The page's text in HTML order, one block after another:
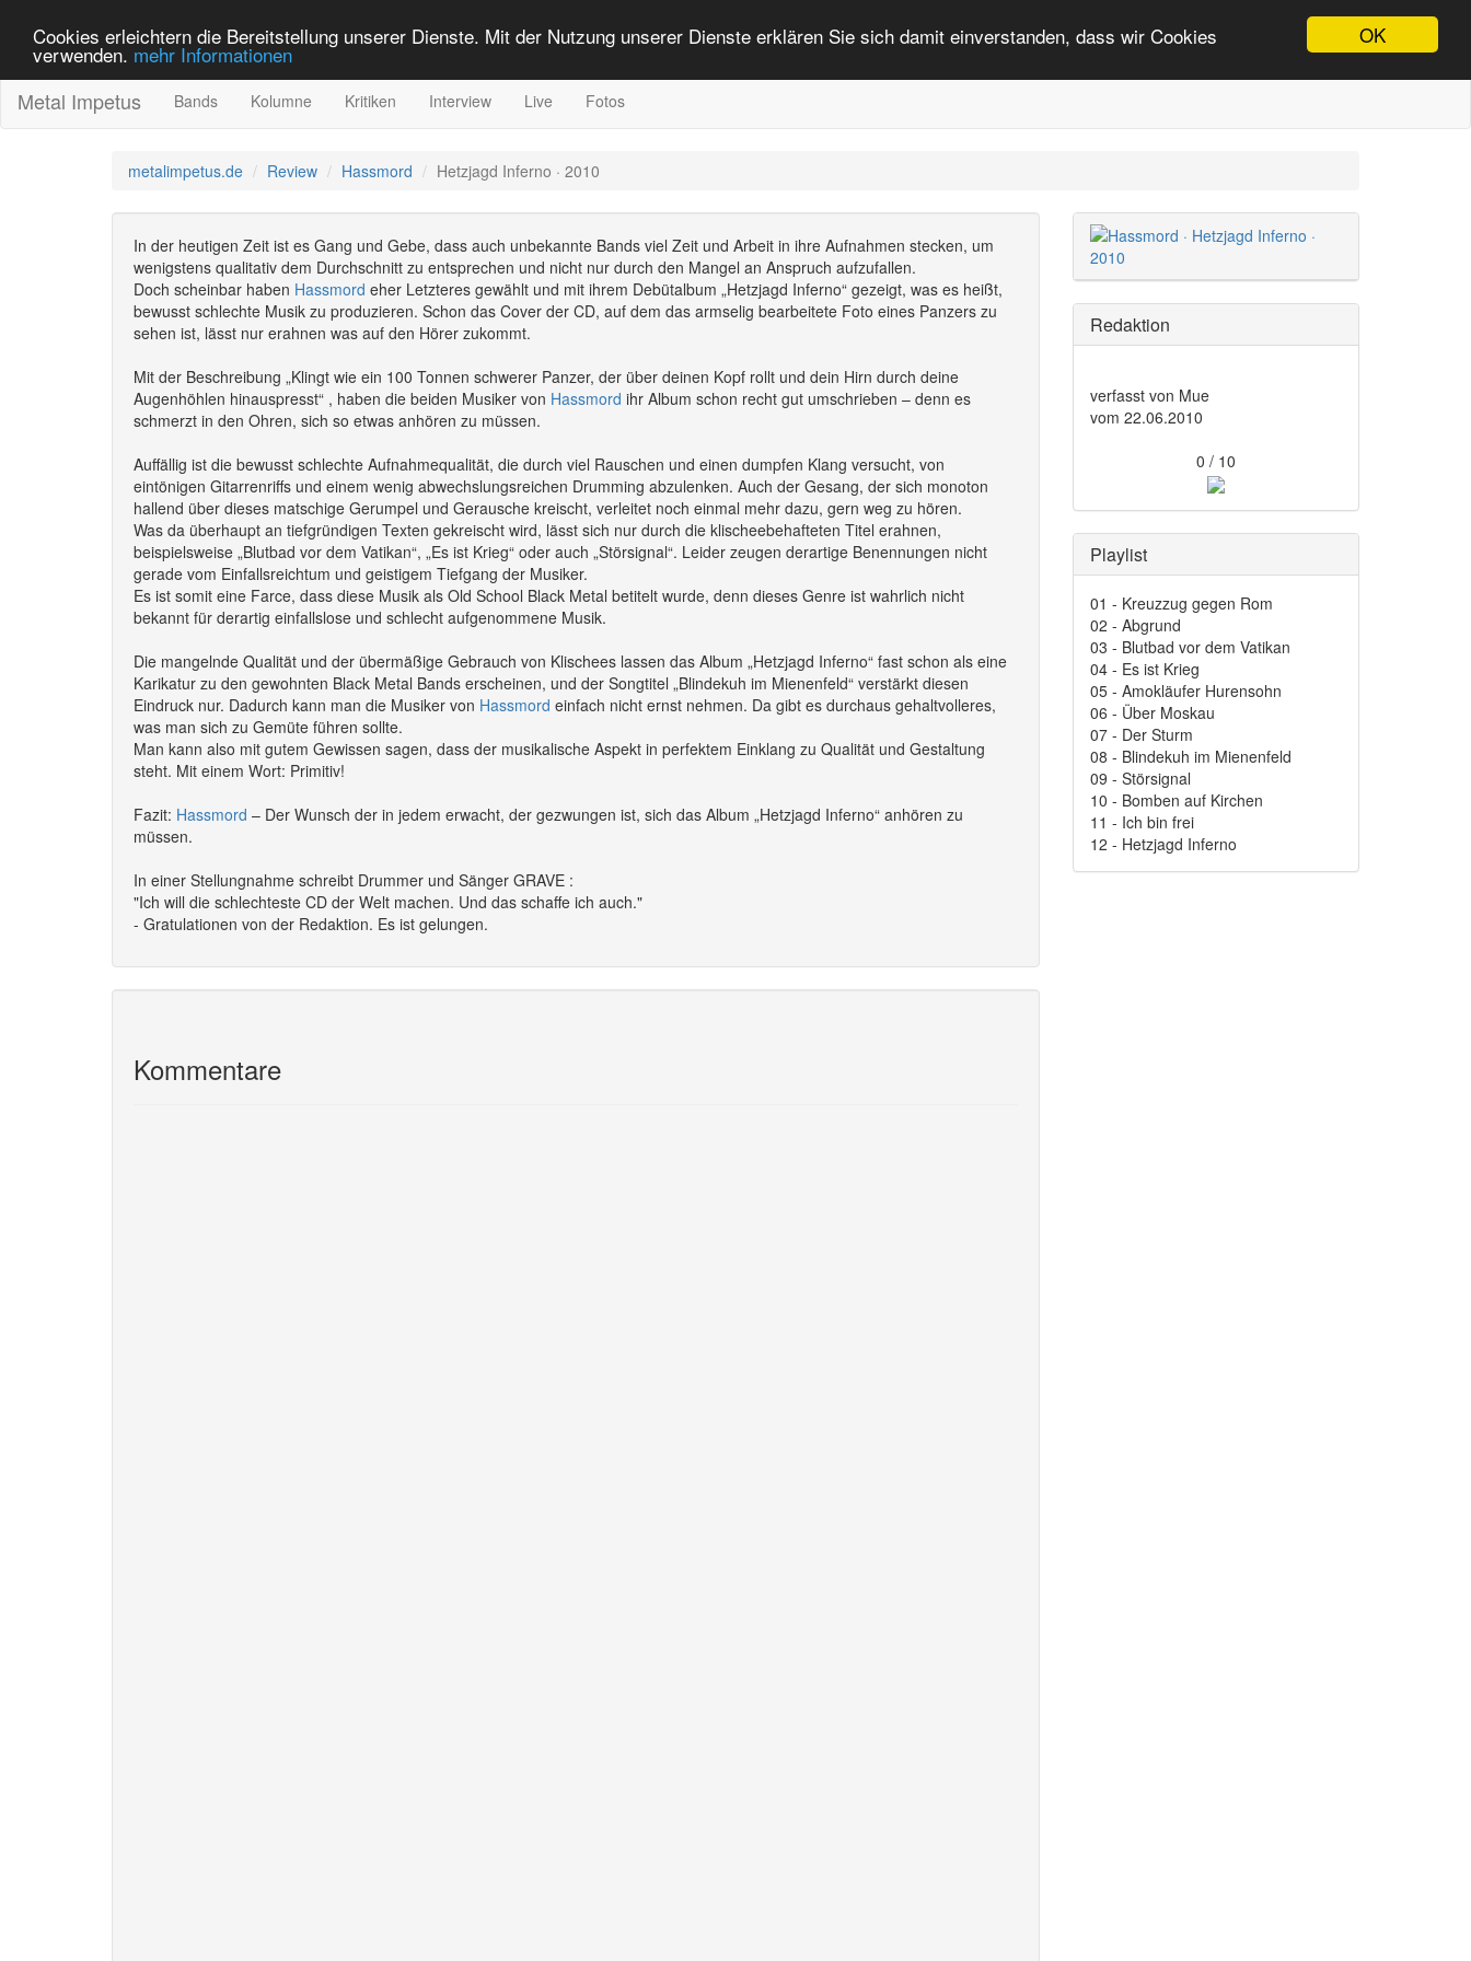
OK
Cookies erleichtern die Bereitstellung unserer Dienste. Mit der Nutzung unserer Dienste erklären Sie sich damit einverstanden, dass wir Cookies
verwenden. mehr Informationen
Metal Impetus Bands Kolumne Kritiken Interview Live Fotos
metalimpetus.de Review Hassmord Hetzjagd Inferno · 2010
In der heutigen Zeit ist es Gang und Gebe, dass auch unbekannte Bands viel Zeit und Arbeit in ihre Aufnahmen stecken, um
wenigstens qualitativ dem Durchschnitt zu entsprechen und nicht nur durch den Mangel an Anspruch aufzufallen.
Doch scheinbar haben Hassmord eher Letzteres gewählt und mit ihrem Debütalbum „Hetzjagd Inferno“ gezeigt, was es heißt,
bewusst schlechte Musik zu produzieren. Schon das Cover der CD, auf dem das armselig bearbeitete Foto eines Panzers zu
sehen ist, lässt nur erahnen was auf den Hörer zukommt.
Mit der Beschreibung „Klingt wie ein 100 Tonnen schwerer Panzer, der über deinen Kopf rollt und dein Hirn durch deine
Augenhöhlen hinauspresst“ , haben die beiden Musiker von Hassmord ihr Album schon recht gut umschrieben – denn es
schmerzt in den Ohren, sich so etwas anhören zu müssen.
Auffällig ist die bewusst schlechte Aufnahmequalität, die durch viel Rauschen und einen dumpfen Klang versucht, von
eintönigen Gitarrenriffs und einem wenig abwechslungsreichen Drumming abzulenken. Auch der Gesang, der sich monoton
hallend über dieses matschige Gerumpel und Gerausche kreischt, verleitet noch einmal mehr dazu, gern weg zu hören.
Was da überhaupt an tiefgründigen Texten gekreischt wird, lässt sich nur durch die klischeebehafteten Titel erahnen,
beispielsweise „Blutbad vor dem Vatikan“, „Es ist Krieg“ oder auch „Störsignal“. Leider zeugen derartige Benennungen nicht
gerade vom Einfallsreichtum und geistigem Tiefgang der Musiker.
Es ist somit eine Farce, dass diese Musik als Old School Black Metal betitelt wurde, denn dieses Genre ist wahrlich nicht
bekannt für derartig einfallslose und schlecht aufgenommene Musik.
Die mangelnde Qualität und der übermäßige Gebrauch von Klischees lassen das Album „Hetzjagd Inferno“ fast schon als eine
Karikatur zu den gewohnten Black Metal Bands erscheinen, und der Songtitel „Blindekuh im Mienenfeld“ verstärkt diesen
Eindruck nur. Dadurch kann man die Musiker von Hassmord einfach nicht ernst nehmen. Da gibt es durchaus gehaltvolleres,
was man sich zu Gemüte führen sollte.
Man kann also mit gutem Gewissen sagen, dass der musikalische Aspekt in perfektem Einklang zu Qualität und Gestaltung
steht. Mit einem Wort: Primitiv!
Fazit: Hassmord – Der Wunsch der in jedem erwacht, der gezwungen ist, sich das Album „Hetzjagd Inferno“ anhören zu
müssen.
In einer Stellungnahme schreibt Drummer und Sänger GRAVE :
"Ich will die schlechteste CD der Welt machen. Und das schaffe ich auch."
- Gratulationen von der Redaktion. Es ist gelungen.
Kommentare
Redaktion
verfasst von Mue
vom 22.06.2010
0 / 10
Playlist
01 - Kreuzzug gegen Rom
02 - Abgrund
03 - Blutbad vor dem Vatikan
04 - Es ist Krieg
05 - Amokläufer Hurensohn
06 - Über Moskau
07 - Der Sturm
08 - Blindekuh im Mienenfeld
09 - Störsignal
10 - Bomben auf Kirchen
11 - Ich bin frei
12 - Hetzjagd Inferno